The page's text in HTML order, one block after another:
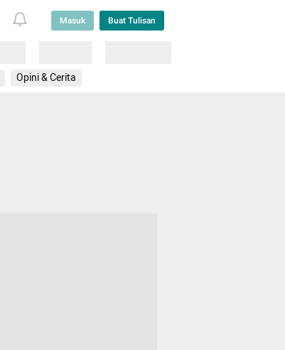
Masuk Buat Tulisan
Opini & Cerita